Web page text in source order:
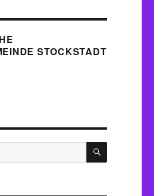
STOCKSTADT
SUCHEN